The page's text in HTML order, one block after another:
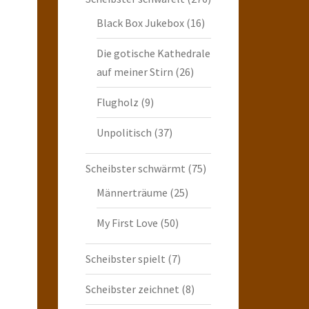
Black Box Jukebox(16)
Die gotische Kathedrale
auf meiner Stirn (26)
Flugholz (9)
Unpolitisch (37)
Scheibster schwärmt (75)
Männerträume (25)
My First Love (50)
Scheibster spielt (7)
Scheibster zeichnet (8)